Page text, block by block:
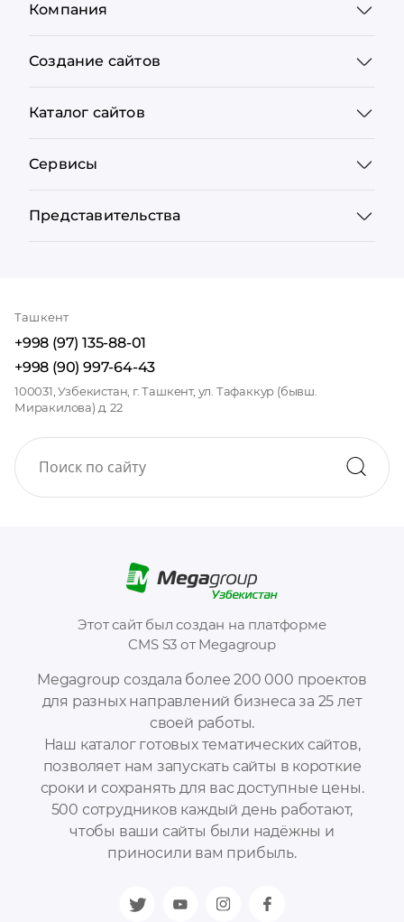
Megagroup создала более 200 000 проектов
для разных направлений бизнеса за 25 лет
своей работы.
Наш каталог готовых тематических сайтов,
позволяет нам запускать сайты в короткие
сроки и сохранять для вас доступные цены.
500 сотрудников каждый день работают,
чтобы ваши сайты были надёжны и
приносили вам прибыль.
Этот сайт был создан на платформе
CMS S3 от Megagroup
Компания
Создание сайтов
Каталог сайтов
Сервисы
Представительства
Ташкент
+998 (97) 135-88-01
+998 (90) 997-64-43
100031, Узбекистан, г. Ташкент, ул. Тафаккур (бывш.
Миракилова) д. 22